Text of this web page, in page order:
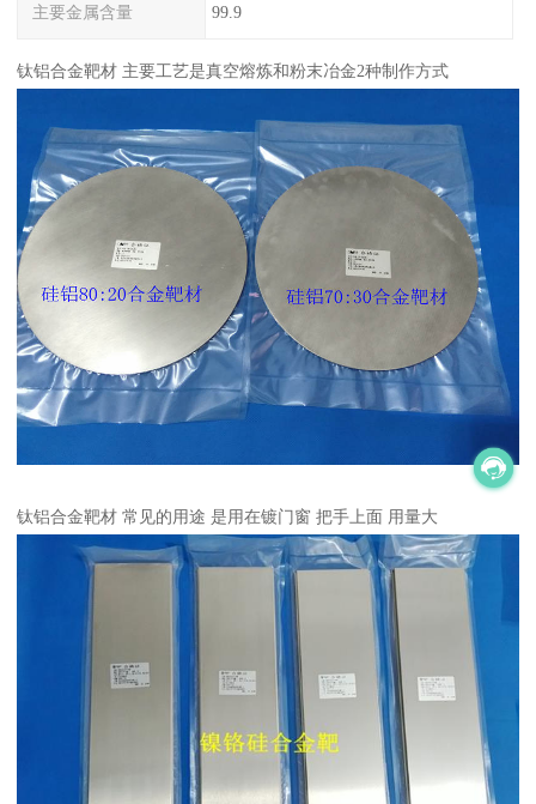
主要金属含量 99.9
钛铝合金靶材 主要工艺是真空熔炼和粉末冶金2种制作方式
钛铝合金靶材 常见的用途 是用在镀门窗 把手上面 用量大